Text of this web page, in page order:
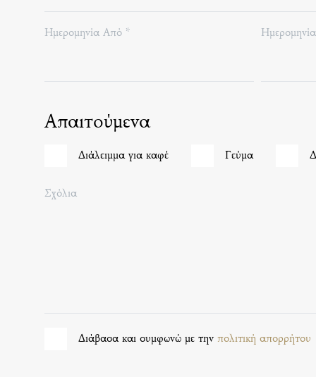
Ημερομηνία Από *
Απαιτούμενα
Διάλειμμα για καφέ Γεύμα
Σχόλια
Διάβασα και συμφωνώ με την πολιτική απορρήτου